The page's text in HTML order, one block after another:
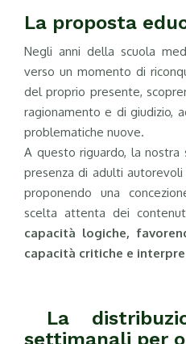
La proposta
Negli anni della scuola
verso un momento di
del proprio presente,
ragionamento e di giudizio,
problematiche nuove.
A questo riguardo, la nostra
presenza di adulti
proponendo una
scelta attenta dei
capacità logiche,
capacità critiche e
La
settimanali per